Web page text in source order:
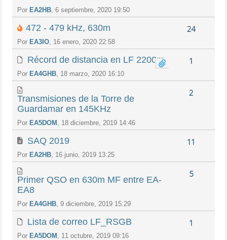
Por EA2HB , 6 septiembre, 2020 19:50
472 - 479 kHz, 630m
Por EA3IO , 16 enero, 2020 22:58
24
Récord de distancia en LF 2200m.
Por EA4GHB , 18 marzo, 2020 16:10
1
Transmisiones de la Torre de
Guardamar en 145KHz
Por EA5DOM , 18 diciembre, 2019 14:46
2
SAQ 2019
Por EA2HB , 16 junio, 2019 13:25
11
Primer QSO en 630m MF entre EA-
EA8
Por EA4GHB , 9 diciembre, 2019 15:29
5
Lista de correo LF_RSGB
Por EA5DOM , 11 octubre, 2019 09:16
1